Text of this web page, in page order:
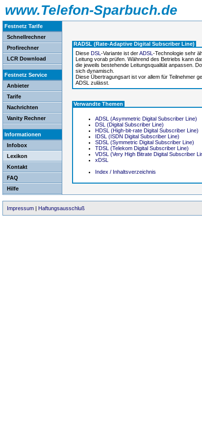
www.Telefon-Sparbuch.de
Festnetz Tarife
Schnellrechner
Profirechner
LCR Download
Festnetz Service
Anbieter
Tarife
Nachrichten
Vanity Rechner
Informationen
Infobox
Lexikon
Kontakt
FAQ
Hilfe
RADSL (Rate-Adaptive Digital Subscriber Line)
Diese DSL -Variante ist derADSL -Technologie sehr
Leitung vorab prüfen. Während des Betriebs kann
die jeweils bestehende Leitungsqualität anpassen.
sich dynamisch.
Diese Übertragungsart ist vor allem für Teilnehmer
ADSL zulässt.
Verwandte Themen
ADSL (Asymmetric Digital Subscriber Line)
DSL (Digital Subscriber Line)
HDSL (High-bit-rate Digital Subscriber Line)
IDSL (ISDN Digital Subscriber Line)
SDSL (Symmetric Digital Subscriber Line)
TDSL (Telekom Digital Subscriber Line)
VDSL (Very High Bitrate Digital Subscriber
xDSL
Index / Inhaltsverzeichnis
Impressum | Haftungsausschluß